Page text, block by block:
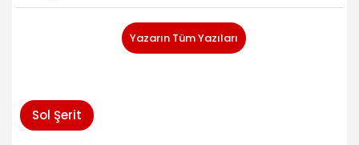
Yazarın Tüm Yazıları
Sol Şerit